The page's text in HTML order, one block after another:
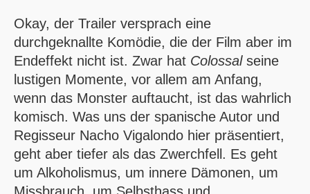
Okay, der Trailer versprach eine
durchgeknallte Komödie, die der Film aber im
Endeffekt nicht ist. Zwar hat Colossalseine
lustigen Momente, vor allem am Anfang,
wenn das Monster auftaucht, ist das wahrlich
komisch. Was uns der spanische Autor und
Regisseur Nacho Vigalondo hier präsentiert,
geht aber tiefer als das Zwerchfell. Es geht
um Alkoholismus, um innere Dämonen, um